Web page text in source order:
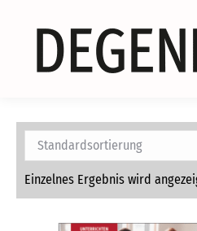
Einzelnes Ergebnis wird